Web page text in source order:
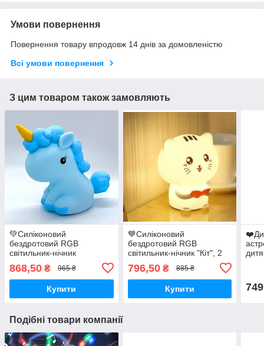
Умови повернення
Повернення товару впродовж 14 днів за домовленістю
Всі умови повернення
З цим товаром також замовляють
💚Силіконовий
бездротовий RGB
світильник-нічник
Блакитний
868,50 ₴ 965 ₴
Купити
💙Силіконовий
бездротовий RGB
світильник-нічник "Кіт", 2
796,50₴ 885 ₴
Купити 749
Подібні товари компанії